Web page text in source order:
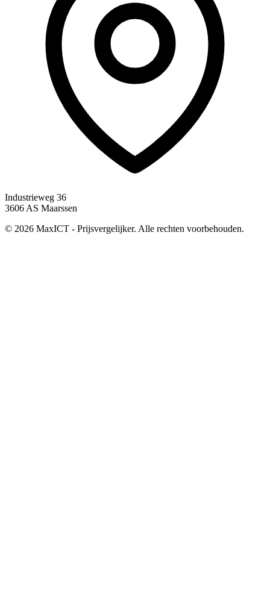
Industrieweg 36
3606 AS Maarssen
© 2026 MaxICT - Prijsvergelijker. Alle rechten voorbehouden.